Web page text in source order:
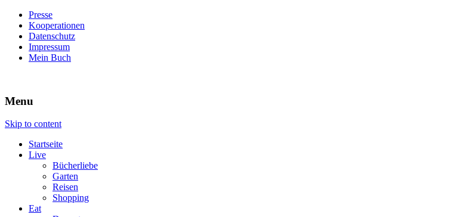
Presse
Kooperationen
Datenschutz
Impressum
Mein Buch
Villa König
Menu
Skip to content
Startseite
Live
Bücherliebe
Garten
Reisen
Shopping
Eat